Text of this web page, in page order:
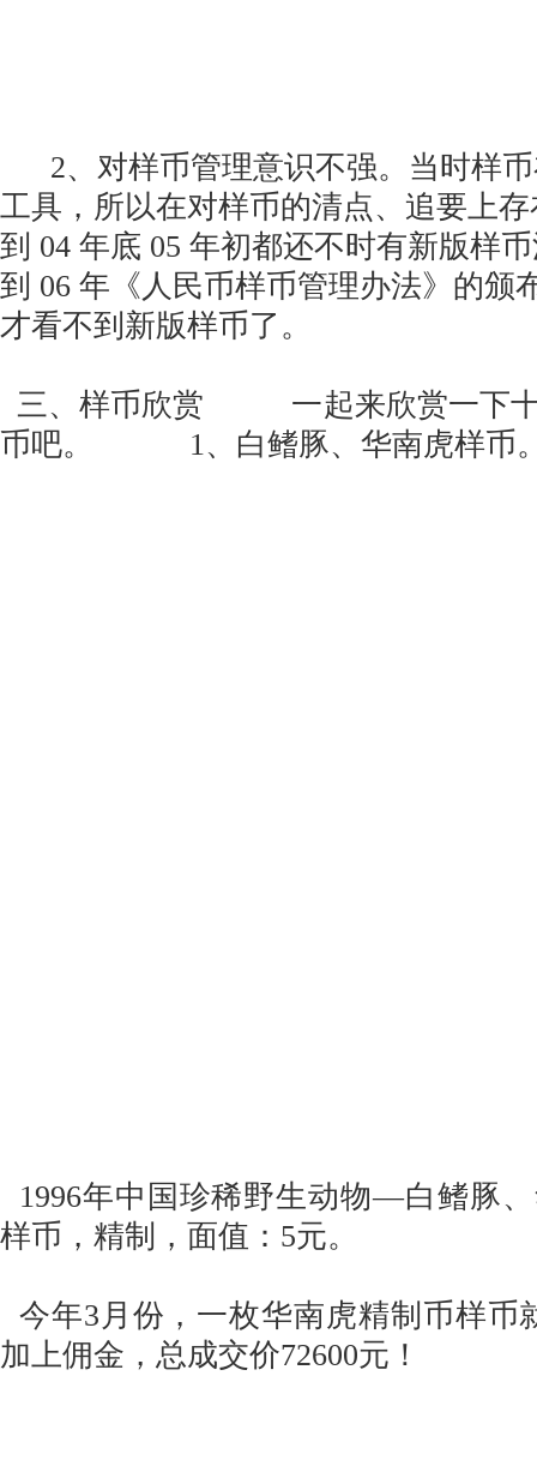
2、对样币管理意识不强。当时样币
工具，所以在对样币的清点、追要上
到 04 年底 05 年初都还不时有新
到 06 年《人民币样币管理办法》的颁
才看不到新版样币了。
三、样币欣赏 一起来欣赏一下十
币吧。 1、白鳍豚、华南虎样币
1996年中国珍稀野生动物—白鳍豚
样币，精制，面值：5元。
今年3月份，一枚华南虎精制币样币
加上佣金，总成交价72600元！